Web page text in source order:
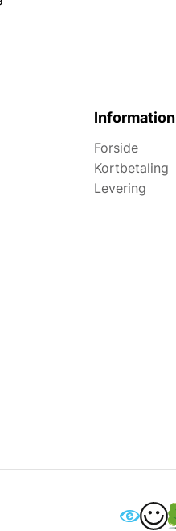
Information
Forside
Kortbetaling
Levering